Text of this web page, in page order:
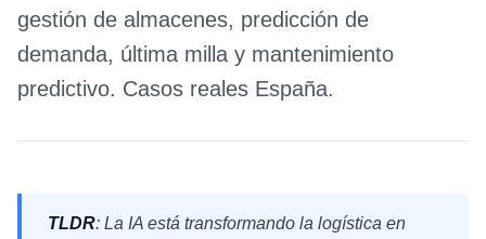
gestión de almacenes, predicción de
demanda, última milla y mantenimiento
predictivo. Casos reales España.
TLDR: La IA está transformando la logística en